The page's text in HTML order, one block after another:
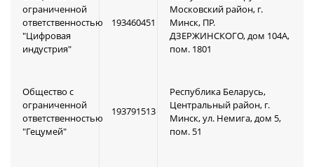
ограниченной
ответственностью
"Цифровая
индустрия"
193460451
Московский район, г.
Минск, ПР.
ДЗЕРЖИНСКОГО, дом 104А,
пом. 1801
Общество с
ограниченной
ответственностью
"Гецумей"
193791513
Республика Беларусь,
Центральный район, г.
Минск, ул. Немига, дом 5,
пом. 51